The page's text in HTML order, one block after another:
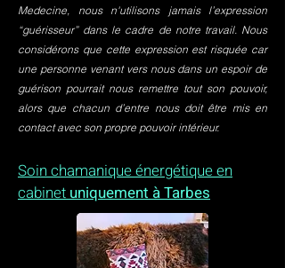
Medecine, nous n'utilisons jamais l’expression
“guérisseur” dans le cadre de notre travail. Nous
considérons que cette expression est risquée car
une personne venant vers nous dans un espoir de
guérison pourrait nous remettre tout son pouvoir,
alors que chacun d’entre nous doit être mis en
contact avec son propre pouvoir intérieur.
Soin chamanique énergétique en
cabinet uniquement à Tarbes